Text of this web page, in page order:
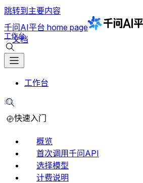
跳转到主要内容
千问AI平台 home page
文档
工作台
工作台
⌘K
快速入门
概览
首次调用千问API
选择模型
计费说明